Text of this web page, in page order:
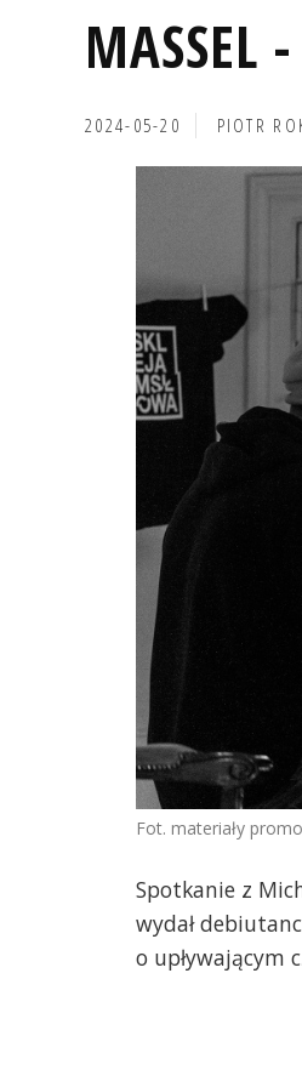
MASSEL
2024-05-20 PIOTR
Fot. materiały
Spotkanie z
wydał
o upływającym